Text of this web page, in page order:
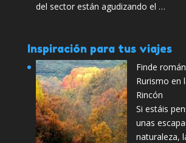
del sector están agudizando el …
Inspiración para tus viajes
Finde
Rurismo en
Rincón
Si estáis
unas
naturaleza,